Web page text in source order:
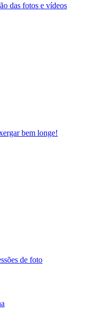
das fotos e vídeos
bem longe!
de foto